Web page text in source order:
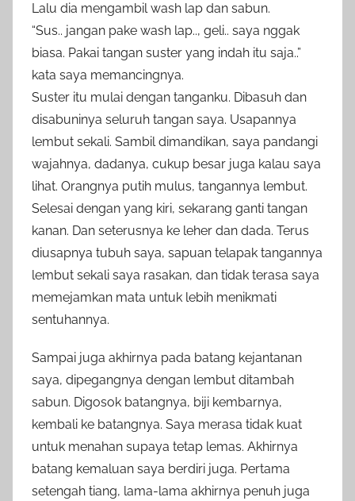
Lalu dia mengambil wash lap dan sabun.
“Sus.. jangan pake wash lap.., geli.. saya nggak
biasa. Pakai tangan suster yang indah itu saja..”
kata saya memancingnya.
Suster itu mulai dengan tanganku. Dibasuh dan
disabuninya seluruh tangan saya. Usapannya
lembut sekali. Sambil dimandikan, saya pandangi
wajahnya, dadanya, cukup besar juga kalau saya
lihat. Orangnya putih mulus, tangannya lembut.
Selesai dengan yang kiri, sekarang ganti tangan
kanan. Dan seterusnya ke leher dan dada. Terus
diusapnya tubuh saya, sapuan telapak tangannya
lembut sekali saya rasakan, dan tidak terasa saya
memejamkan mata untuk lebih menikmati
sentuhannya.
Sampai juga akhirnya pada batang kejantanan
saya, dipegangnya dengan lembut ditambah
sabun. Digosok batangnya, biji kembarnya,
kembali ke batangnya. Saya merasa tidak kuat
untuk menahan supaya tetap lemas. Akhirnya
batang kemaluan saya berdiri juga. Pertama
setengah tiang, lama-lama akhirnya penuh juga